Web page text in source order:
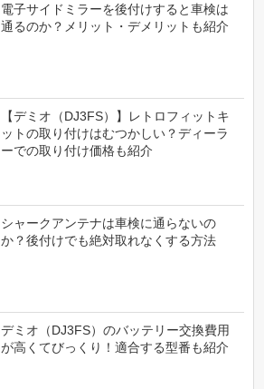
電子サイドミラーを後付けすると車検は
通るのか？メリット・デメリットも紹介
【デミオ（DJ3FS）】レトロフィットキ
ットの取り付けはむつかしい？ディーラ
ーでの取り付け価格も紹介
シャークアンテナは車検に通らないの
か？後付けでも絶対取れなくする方法
デミオ（DJ3FS）のバッテリー交換費用
が高くてびっくり！適合する型番も紹介